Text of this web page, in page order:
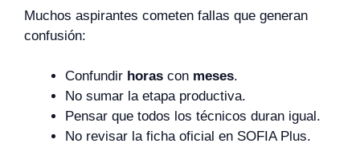
Muchos aspirantes cometen fallas que generan
confusión:
Confundir horas con meses.
No sumar la etapa productiva.
Pensar que todos los técnicos duran igual.
No revisar la ficha oficial en SOFIA Plus.